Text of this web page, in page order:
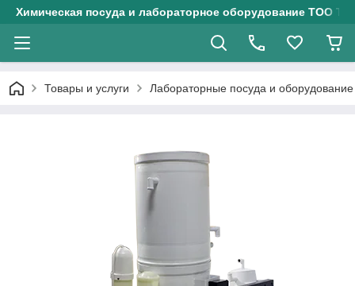
Химическая посуда и лабораторное оборудование ТОО
Товары и услуги Лабораторные посуда и оборудование